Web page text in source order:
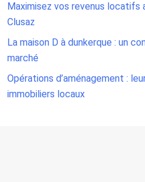
Maximisez vos revenus locatifs
Clusaz
La maison D à dunkerque : un
marché
Opérations d’aménagement :
immobiliers locaux